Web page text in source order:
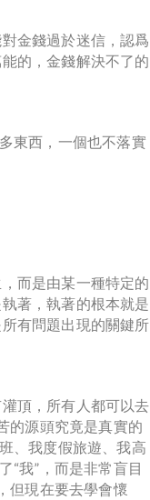
金錢過於迷信，認爲
的，金錢解決不了的
東西，一個也不落實
而是由某一種特定的
著，執著的根本就是
有問題出現的關鍵所
頂，所有人都可以去
的源頭究竟是真實的
、我度假旅遊、我高
“我”，而是非常盲目
但現在要去學會懷